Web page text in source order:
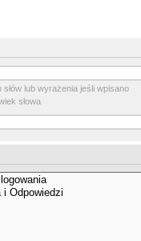
lub wyrażenia jeśli wpisano
słowa